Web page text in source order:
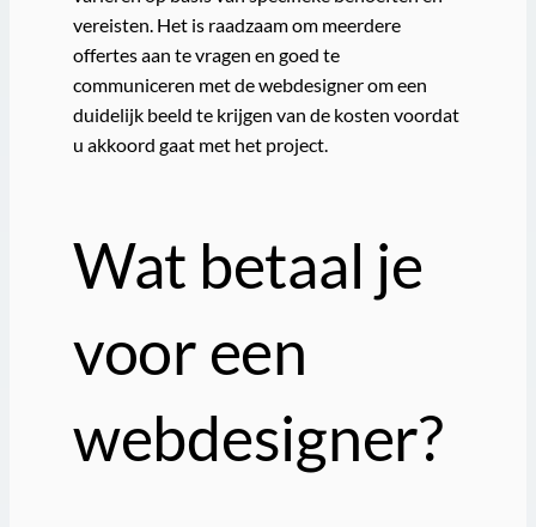
vereisten. Het is raadzaam om meerdere
offertes aan te vragen en goed te
communiceren met de webdesigner om een
duidelijk beeld te krijgen van de kosten voordat
u akkoord gaat met het project.
Wat betaal je
voor een
webdesigner?